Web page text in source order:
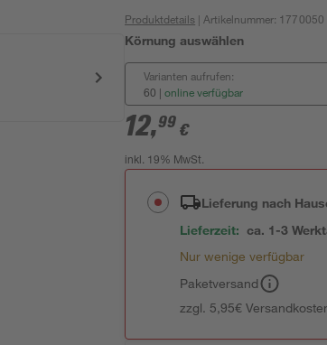
Produktdetails | Artikelnummer: 1770050
Körnung auswählen
Varianten aufrufen:
60 | online verfügbar
12,99 €
inkl. 19% MwSt.
Lieferung nach
Lieferzeit: ca. 1-3
Nur wenige verfügbar
Paketversand
zzgl. 5,95€